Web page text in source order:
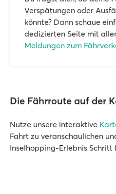
Verspätungen oder
könnte? Dann schaue
dedizierten Seite mit
Meldungen zum
Die Fährroute auf der
Nutze unsere interaktive
Fahrt zu veranschaulichen
Inselhopping-Erlebnis Schritt